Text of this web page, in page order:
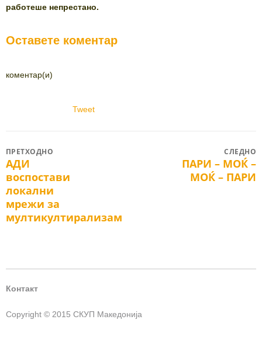
работеше непрестано.
Оставете коментар
коментар(и)
Tweet
Post
navigation
ПРЕТХОДНО
Previous
post:
АДИ
воспостави
локални
мрежи за
мултикултирализам
СЛЕДНО
NextПАРИ – МОЌ –
МОЌ – ПАРИ
Контакт
Copyright © 2015 СКУП Македонија